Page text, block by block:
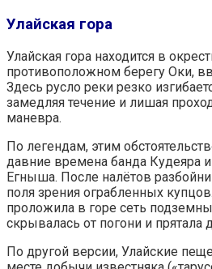
Улайская гора
Улайская гора находится в
противоположном берегу Оки,
Здесь русло реки резко
замедляя течение и лишая
маневра.
По легендам, этим
давние времена банда Кудеяра и
Егныша. После налётов
поля зрения ограбленных
проложила в горе сеть
скрывалась от погони и прятала
По другой версии, Улайские